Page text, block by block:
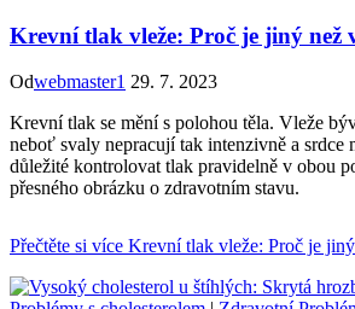
Krevní tlak vleže: Proč je jiný než
Odwebmaster1 29. 7. 2023
Krevní tlak se mění s polohou těla. Vleže
neboť svaly nepracují tak intenzivně a srdce
důležité kontrolovat tlak pravidelně v obou
přesného obrázku o zdravotním stavu.
Přečtěte si více Krevní tlak vleže: Proč je